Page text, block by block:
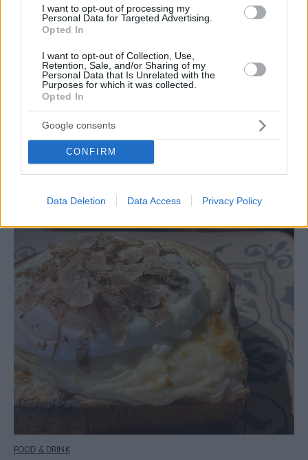
I want to opt-out of processing my
Personal Data for Targeted Advertising.
Opted In
I want to opt-out of Collection, Use,
Retention, Sale, and/or Sharing of my
Personal Data that Is Unrelated with the
Purposes for which it was collected.
Opted In
Google consents
CONFIRM
Data Deletion Data Access Privacy Policy
Το Ark σε καλεί σε Πρωτοχρονιάτικο ρεβεγιόν με
FOOD & DRINK